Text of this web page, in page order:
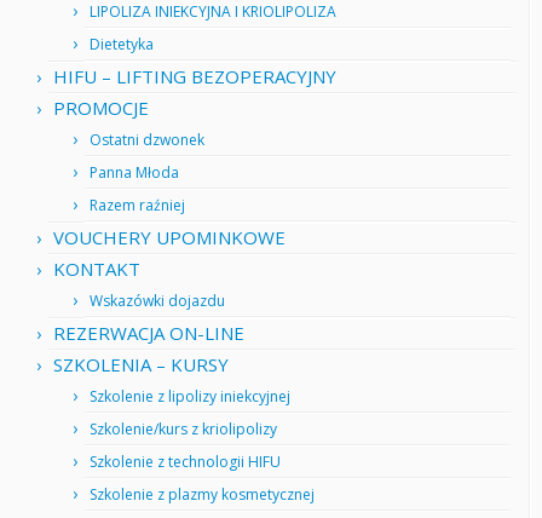
LIPOLIZA INIEKCYJNA I KRIOLIPOLIZA
Dietetyka
HIFU – LIFTING BEZOPERACYJNY
PROMOCJE
Ostatni dzwonek
Panna Młoda
Razem raźniej
VOUCHERY UPOMINKOWE
KONTAKT
Wskazówki dojazdu
REZERWACJA ON-LINE
SZKOLENIA – KURSY
Szkolenie z lipolizy iniekcyjnej
Szkolenie/kurs z kriolipolizy
Szkolenie z technologii HIFU
Szkolenie z plazmy kosmetycznej